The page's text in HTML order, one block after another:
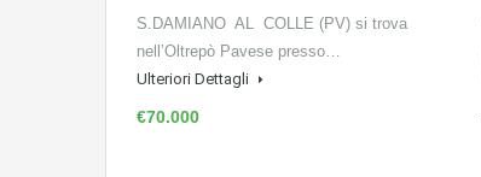
S.DAMIANO AL COLLE (PV) si trova
nell’Oltrepò Pavese presso…
Ulteriori Dettagli
€70.000